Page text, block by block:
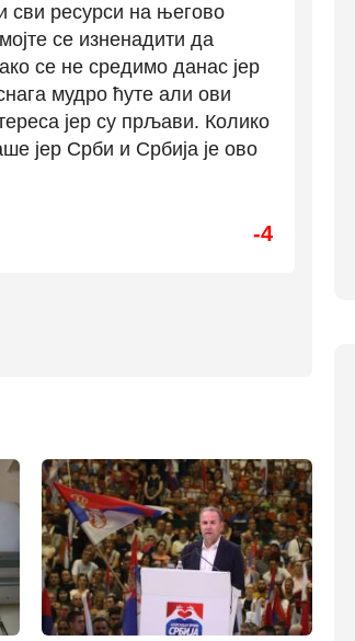
сви ресурси на његово
се изненадити да
се не средимо данас јер
мудро ћуте али ови
јер су прљави. Колико
јер Срби и Србија је ово
-4